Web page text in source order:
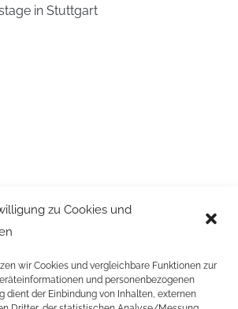
zu Cookies und
wir Cookies und vergleichbare Funktionen zur
und personenbezogenen
dient der Einbindung von Inhalten, externen
in Stuttgart